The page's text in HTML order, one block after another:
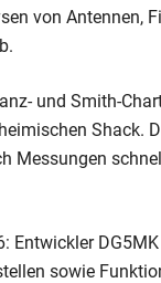
von Antennen,
und Smith-
Shack.
Messungen
Entwickler
sowie